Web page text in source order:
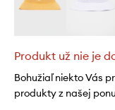
Produkt už nie je
Bohužiaľ niekto Vás
produkty z našej